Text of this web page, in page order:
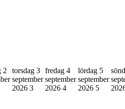
2
torsdag 3
september
2026 3
fredag 4
september
2026 4
lördag 5
september
2026 5